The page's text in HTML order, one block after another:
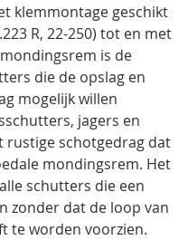
klemmontage geschikt
R, 22-250) tot en met
is de
die de opslag en
mogelijk willen
jagers en
rustige schotgedrag dat
mondingsrem. Het
schutters die een
zonder dat de loop van
te worden voorzien.